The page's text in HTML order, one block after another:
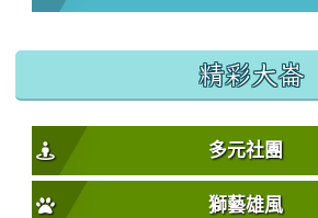
精彩大崙
多元社團
獅藝雄風